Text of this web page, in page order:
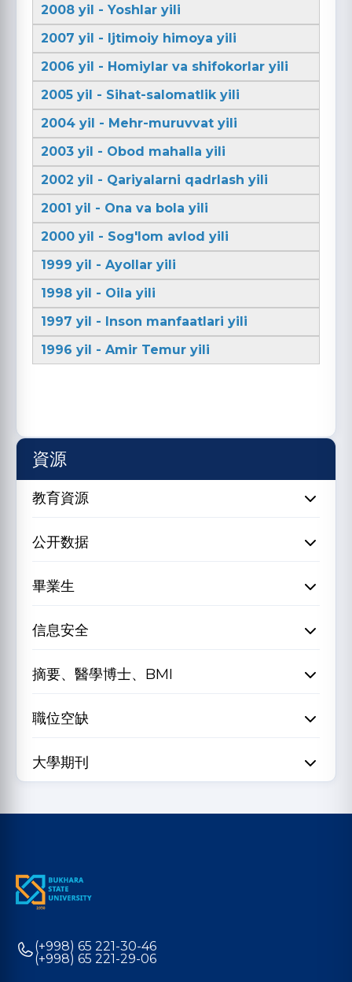
2008 yil - Yoshlar yili
2007 yil - Ijtimoiy himoya yili
2006 yil - Homiylar va shifokorlar yili
2005 yil - Sihat-salomatlik yili
2004 yil - Mehr-muruvvat yili
2003 yil - Obod mahalla yili
2002 yil - Qariyalarni qadrlash yili
2001 yil - Ona va bola yili
2000 yil - Sog'lom avlod yili
1999 yil - Ayollar yili
1998 yil - Oila yili
1997 yil - Inson manfaatlari yili
1996 yil - Amir Temur yili
資源
教育資源
公开数据
畢業生
信息安全
摘要、醫學博士、BMI
職位空缺
大學期刊
(+998) 65 221-30-46
(+998) 65 221-29-06